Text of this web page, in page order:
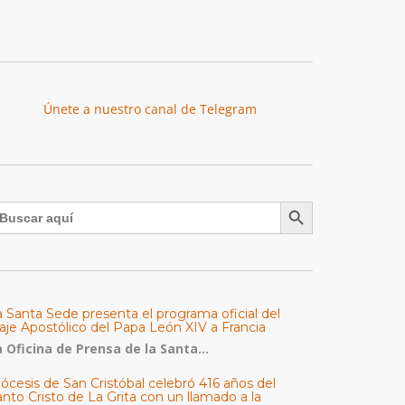
Únete a nuestro canal de Telegram
Botón de búsqueda
Santa Sede presenta el programa oficial del
Apostólico del Papa León XIV a Francia
Oficina de Prensa de la Santa...
de San Cristóbal celebró 416 años del
Cristo de La Grita con un llamado a la